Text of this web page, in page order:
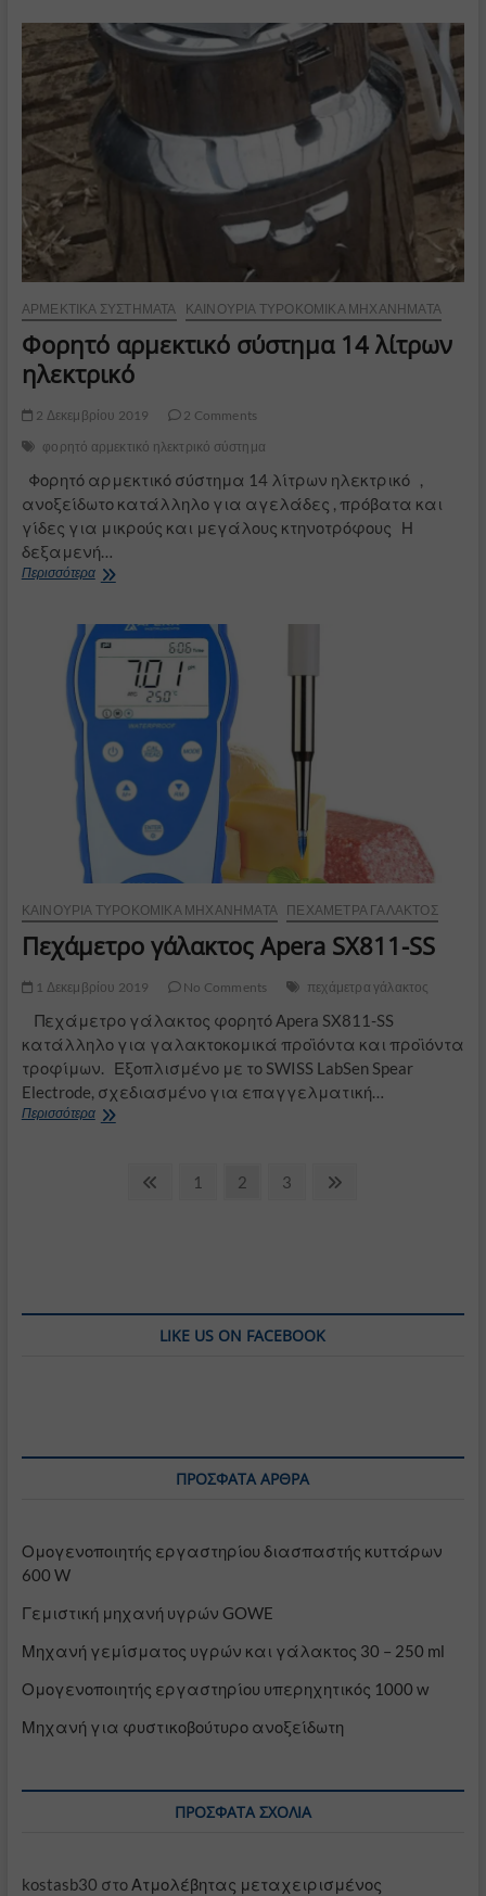
προβάτων
ΑΡΜΕΚΤΙΚΆ ΣΥΣΤΉΜΑΤΑ ΚΑΙΝΟΎΡΙΑ ΤΥΡΟΚΟΜΙΚΆ ΜΗΧΑΝΉΜΑΤΑ
Φορητό αρμεκτικό σύστημα 14 λίτρων
ηλεκτρικό
2 Δεκεμβρίου 2019
2 Comments
φορητό αρμεκτικό ηλεκτρικό σύστημα
Φορητό αρμεκτικό σύστημα 14 λίτρων ηλεκτρικό ,
ανοξείδωτο κατάλληλο για αγελάδες , πρόβατα και
γίδες για μικρούς και μεγάλους κτηνοτρόφους Η
δεξαμενή…
ΠερισσότεραΦορητό
14
λίτρων
ηλεκτρικό
ΚΑΙΝΟΎΡΙΑ ΤΥΡΟΚΟΜΙΚΆ ΜΗΧΑΝΉΜΑΤΑ ΠΕΧΆΜΕΤΡΑ ΓΆΛΑΚΤΟΣ
Πεχάμετρο γάλακτος Apera SX811-SS
1 Δεκεμβρίου 2019 No Comments πεχάμετρα γάλακτος
Πεχάμετρο γάλακτος φορητό Apera SX811-SS
κατάλληλο για γαλακτοκομικά προϊόντα και προϊόντα
τροφίμων. Εξοπλισμένο με το SWISS LabSen Spear
Electrode, σχεδιασμένο για επαγγελματική…
ΠερισσότεραΠεχάμετρο
Σελιδοποίηση
Previous
Page
1 Page
2 Page
3
LIKE US ON FACEBOOK
ΠΡΌΣΦΑΤΑ ΆΡΘΡΑ
Ομογενοποιητής εργαστηρίου διασπαστής κυττάρων
600 W
Γεμιστική μηχανή υγρών GOWE
Μηχανή γεμίσματος υγρών και γάλακτος 30 – 250 ml
Ομογενοποιητής εργαστηρίου υπερηχητικός 1000 w
Μηχανή για φυστικοβούτυρο ανοξείδωτη
ΠΡΌΣΦΑΤΑ ΣΧΌΛΙΑ
kostasb30 στο Ατμολέβητας μεταχειρισμένος